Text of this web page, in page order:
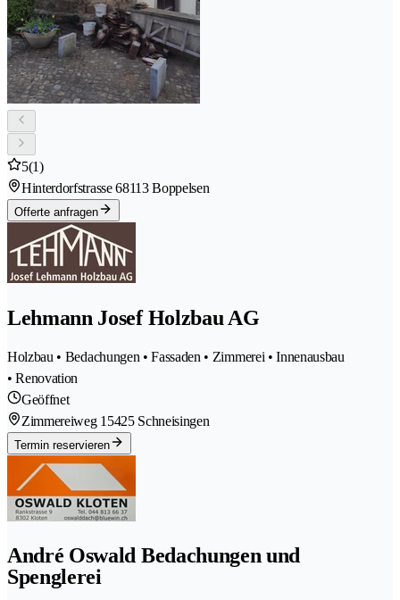
5(1)
Hinterdorfstrasse 68113 Boppelsen
Offerte anfragen
Lehmann Josef Holzbau AG
Holzbau • Bedachungen • Fassaden • Zimmerei • Innenausbau
• Renovation
Geöffnet
Zimmereiweg 1 5425 Schneisingen
Termin reservieren
André Oswald Bedachungen und
Spenglerei